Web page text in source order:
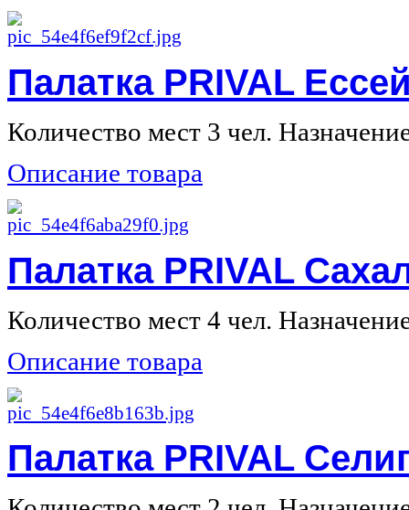
Палатка PRIVAL
Количество мест 3 чел.
Описание товара
Палатка PRIVAL
Количество мест 4 чел.
Описание товара
Палатка PRIVAL